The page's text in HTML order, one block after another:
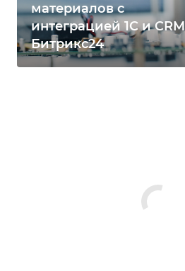
материалов с
интеграцией 1С и CRM
Битрикс24